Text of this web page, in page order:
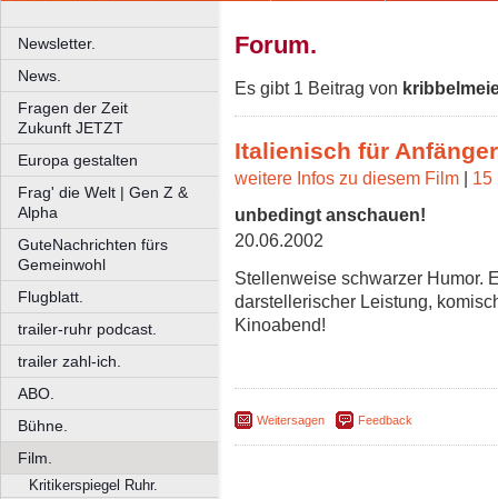
Newsletter.
News.
Fragen der Zeit
Zukunft JETZT
Europa gestalten
Frag' die Welt | Gen Z &
Alpha
GuteNachrichten fürs
Gemeinwohl
Flugblatt.
trailer-ruhr podcast.
trailer zahl-ich.
ABO.
Bühne.
Film.
Kritikerspiegel Ruhr.
Forum.
Es gibt 1 Beitrag von
Italienisch für Anfänger
weitere Infos zu diesem Film | 15
unbedingt anschauen!
20.06.2002
Stellenweise schwarzer Humor.
darstellerischer Leistung,
Kinoabend!
Weitersagen Feedback